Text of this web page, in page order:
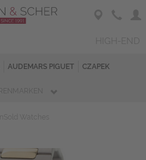
AUDEMARS PIGUET CZAPEK